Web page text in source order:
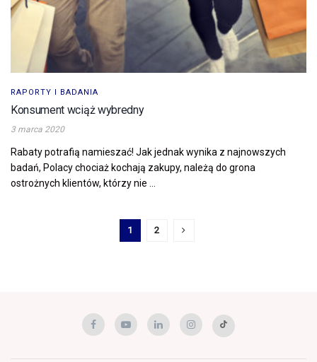
RAPORTY I BADANIA
Konsument wciąż wybredny
3 marca 2020
Rabaty potrafią namieszać! Jak jednak wynika z najnowszych
badań, Polacy chociaż kochają zakupy, należą do grona
ostrożnych klientów, którzy nie ...
1 2